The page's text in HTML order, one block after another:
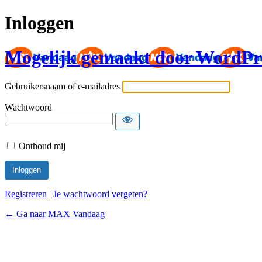
Inloggen
Mogelijk gemaakt door
Gebruikersnaam of e-mailadres
Wachtwoord
Onthoud mij
Registreren | Je wachtwoord vergeten?
← Ga naar MAX Vandaag